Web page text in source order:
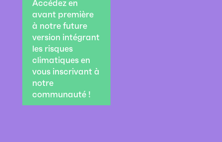
Accédez en
avant première
à notre future
version intégrant
les risques
climatiques en
vous inscrivant à
notre
communauté !